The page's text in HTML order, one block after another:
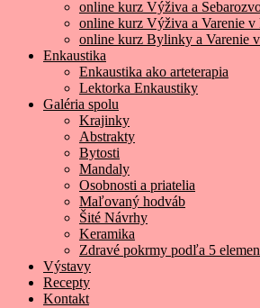
online kurz Výživa a
online kurz Výživa a Varenie v
online kurz Bylinky a Varenie
Enkaustika
Enkaustika ako arteterapia
Lektorka Enkaustiky
Galéria spolu
Krajinky
Abstrakty
Bytosti
Mandaly
Osobnosti a priatelia
Maľovaný hodváb
Šité Návrhy
Keramika
Zdravé pokrmy podľa 5
Výstavy
Recepty
Kontakt